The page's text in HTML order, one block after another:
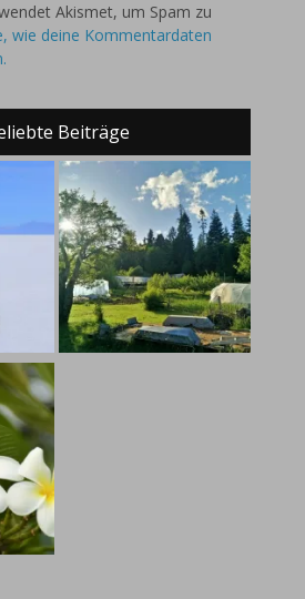
Akismet, um Spam zu
wie deine Kommentardaten
Beiträge